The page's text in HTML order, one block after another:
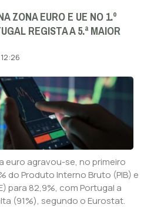
ZONA EURO E UE NO 1.º
REGISTA A 5.ª MAIOR
12:26
euro agravou-se, no primeiro
do Produto Interno Bruto (PIB) e
para 82,9%, com Portugal a
(91%), segundo o Eurostat.